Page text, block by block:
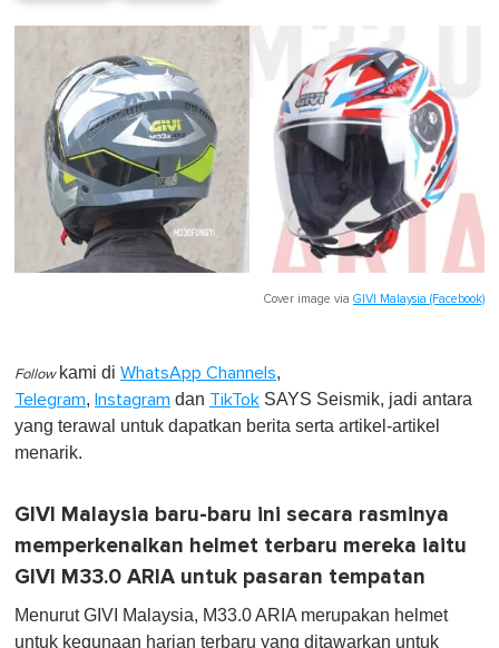
Cover image via GIVI Malaysia (Facebook)
Follow kami di WhatsApp Channels,
Telegram, Instagram dan TikTok SAYS Seismik, jadi antara
yang terawal untuk dapatkan berita serta artikel-artikel
menarik.
GIVI Malaysia baru-baru ini secara rasminya
memperkenalkan helmet terbaru mereka iaitu
GIVI M33.0 ARIA untuk pasaran tempatan
Menurut GIVI Malaysia, M33.0 ARIA merupakan helmet
untuk kegunaan harian terbaru yang ditawarkan untuk